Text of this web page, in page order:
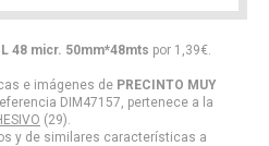
48 micr. 50mm*48mts por 1,39€.
e imágenes de PRECINTO MUY
DIM47157, pertenece a la
(29).
y de similares características a